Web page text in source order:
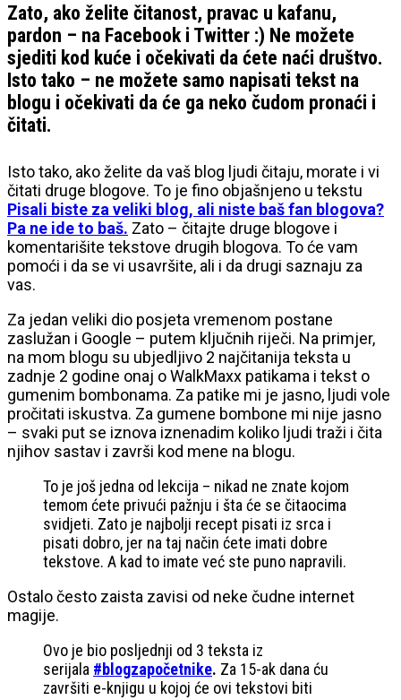
Zato, ako želite čitanost, pravac u kafanu,
pardon – na Facebook i Twitter :) Ne možete
sjediti kod kuće i očekivati da ćete naći društvo.
Isto tako – ne možete samo napisati tekst na
blogu i očekivati da će ga neko čudom pronaći i
čitati.
Isto tako, ako želite da vaš blog ljudi čitaju, morate i vi
čitati druge blogove. To je fino objašnjeno u tekstu
Pisali biste za veliki blog, ali niste baš fan blogova?
Pa ne ide to baš. Zato – čitajte druge blogove i
komentarišite tekstove drugih blogova. To će vam
pomoći i da se vi usavršite, ali i da drugi saznaju za
vas.
Za jedan veliki dio posjeta vremenom postane
zaslužan i Google – putem ključnih riječi. Na primjer,
na mom blogu su ubjedljivo 2 najčitanija teksta u
zadnje 2 godine onaj o WalkMaxx patikama i tekst o
gumenim bombonama. Za patike mi je jasno, ljudi vole
pročitati iskustva. Za gumene bombone mi nije jasno
– svaki put se iznova iznenadim koliko ljudi traži i čita
njihov sastav i završi kod mene na blogu.
To je još jedna od lekcija – nikad ne znate kojom
temom ćete privući pažnju i šta će se čitaocima
svidjeti. Zato je najbolji recept pisati iz srca i
pisati dobro, jer na taj način ćete imati dobre
tekstove. A kad to imate već ste puno napravili.
Ostalo često zaista zavisi od neke čudne internet
magije.
Ovo je bio posljednji od 3 teksta iz
serijala #blogzapočetnike. Za 15-ak dana ću
završiti e-knjigu u kojoj će ovi tekstovi biti